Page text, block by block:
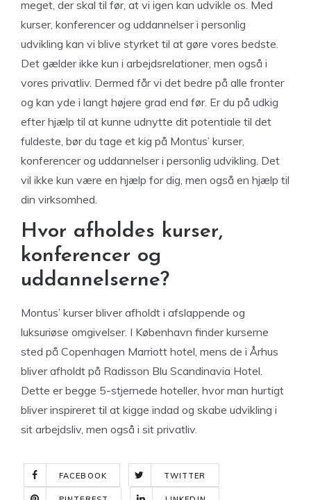
meget, der skal til før, at vi igen kan udvikle os. Med
kurser, konferencer og uddannelser i personlig
udvikling kan vi blive styrket til at gøre vores bedste.
Det gælder ikke kun i arbejdsrelationer, men også i
vores privatliv. Dermed får vi det bedre på alle fronter
og kan yde i langt højere grad end før. Er du på udkig
efter hjælp til at kunne udnytte dit potentiale til det
fuldeste, bør du tage et kig på Montus’ kurser,
konferencer og uddannelser i personlig udvikling. Det
vil ikke kun være en hjælp for dig, men også en hjælp til
din virksomhed.
Hvor afholdes kurser,
konferencer og
uddannelserne?
Montus’ kurser bliver afholdt i afslappende og
luksuriøse omgivelser. I København finder kurserne
sted på Copenhagen Marriott hotel, mens de i Århus
bliver afholdt på Radisson Blu Scandinavia Hotel.
Dette er begge 5-stjernede hoteller, hvor man hurtigt
bliver inspireret til at kigge indad og skabe udvikling i
sit arbejdsliv, men også i sit privatliv.
FACEBOOK TWITTER